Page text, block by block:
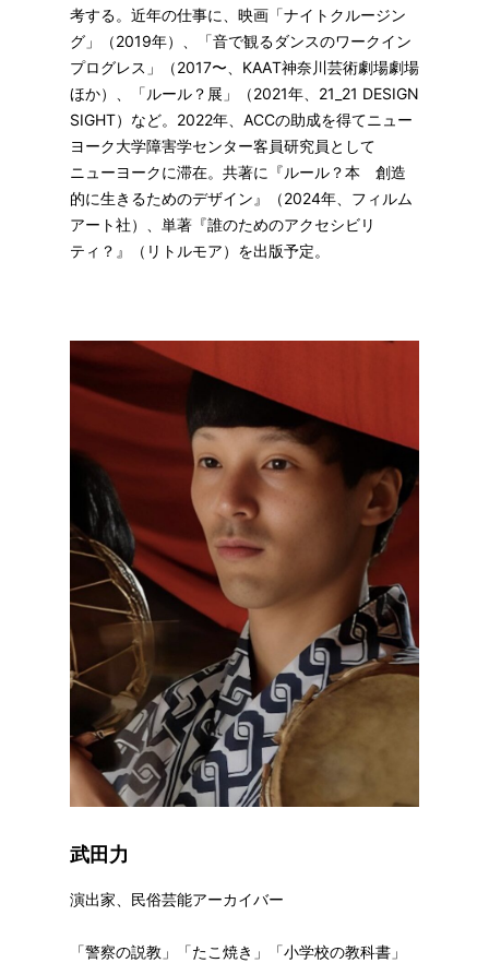
考する。近年の仕事に、映画「ナイトクルージン
グ」（2019年）、「音で観るダンスのワークイン
プログレス」（2017〜、KAAT神奈川芸術劇場劇場
ほか）、「ルール？展」（2021年、21_21 DESIGN
SIGHT）など。2022年、ACCの助成を得てニュー
ヨーク大学障害学センター客員研究員として
ニューヨークに滞在。共著に『ルール？本 創造
的に生きるためのデザイン』（2024年、フィルム
アート社）、単著『誰のためのアクセシビリ
ティ？』（リトルモア）を出版予定。
武田力
演出家、民俗芸能アーカイバー
「警察の説教」「たこ焼き」「小学校の教科書」